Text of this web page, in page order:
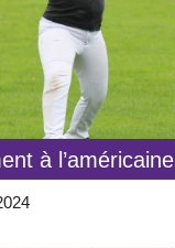
à l’américaine